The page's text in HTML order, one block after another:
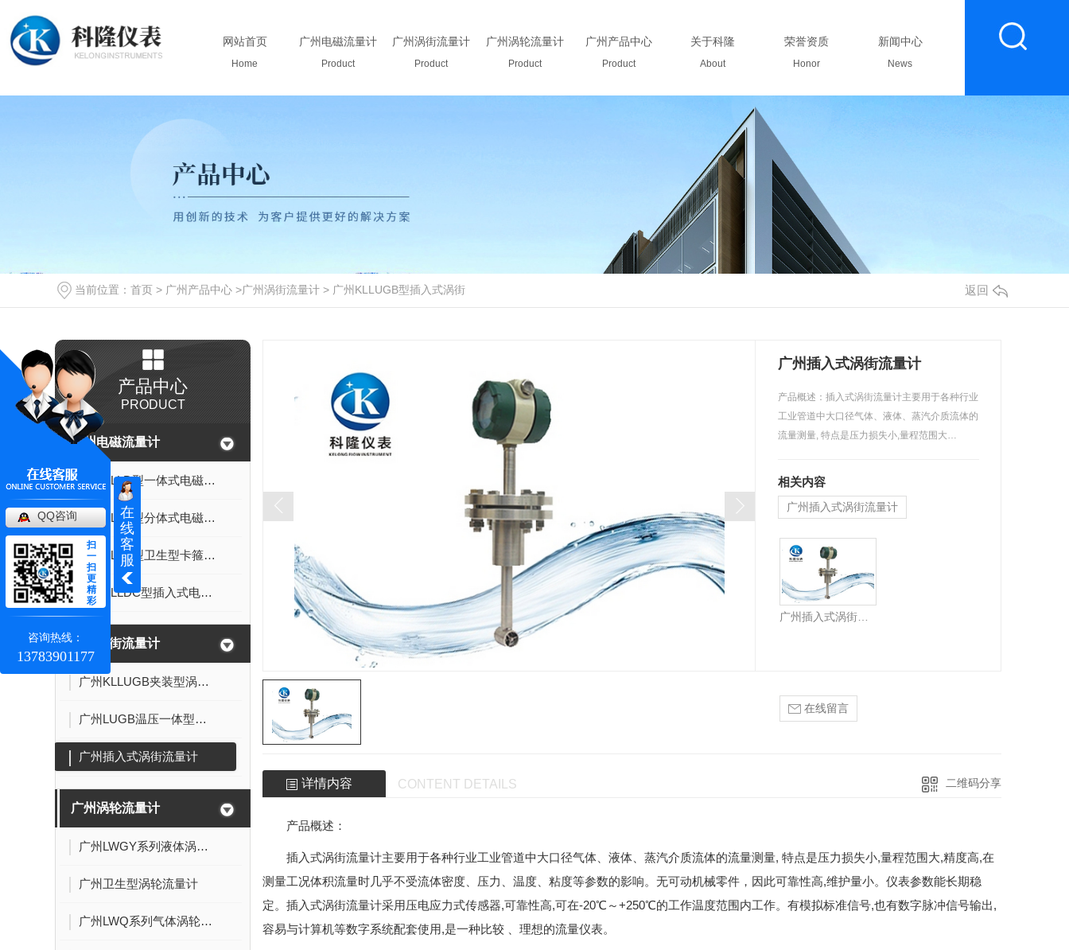
网站首页
Home
广州电磁流量计
Product
广州涡街流量计
Product
广州涡轮流量计
Product
广州产品中心
Product
关于科隆
About
荣誉资质
Honor
新闻中心
News
联系我们
当前位置： 首页 > 广州产品中心 >广州涡街流量计 > 广州KLLUGB型插入式涡街 返回
产品中心
PRODUCT
广州电磁流量计
广州KLLD型一体式电磁流量计
广州KLLD型分体式电磁流量计
广州KLLD型卫生型卡箍连接式电磁流量计
广州KLLDC型插入式电磁流量计
广州涡街流量计
广州KLLUGB夹装型涡街流量计
广州LUGB温压一体型涡街流量计
广州插入式涡街流量计
广州涡轮流量计
广州LWGY系列液体涡轮流量计
广州卫生型涡轮流量计
广州LWQ系列气体涡轮流量计
广州插入式涡街流量计
产品概述：插入式涡街流量计主要用于各种行业
工业管道中大口径气体、液体、蒸汽介质流体的
流量测量, 特点是压力损失小,量程范围大…
相关内容
广州插入式涡街流量计
在线留言
详情内容 CONTENT DETAILS 二维码分享
产品概述：
插入式涡街流量计主要用于各种行业工业管道中大口径气体、液体、蒸汽介质流体的流量测量, 特点是压力损失小,量程范围大,精度高,在
测量工况体积流量时几乎不受流体密度、压力、温度、粘度等参数的影响。无可动机械零件，因此可靠性高,维护量小。仪表参数能长期稳
定。插入式涡街流量计采用压电应力式传感器,可靠性高,可在-20℃～+250℃的工作温度范围内工作。有模拟标准信号,也有数字脉冲信号输出,
容易与计算机等数字系统配套使用,是一种比较 、理想的流量仪表。
在
线
客
服
QQ咨询
扫
一
扫
更
精
彩
咨询热线：
13783901177